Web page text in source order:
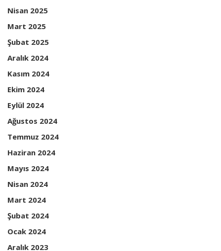
Nisan 2025
Mart 2025
Şubat 2025
Aralık 2024
Kasım 2024
Ekim 2024
Eylül 2024
Ağustos 2024
Temmuz 2024
Haziran 2024
Mayıs 2024
Nisan 2024
Mart 2024
Şubat 2024
Ocak 2024
Aralık 2023